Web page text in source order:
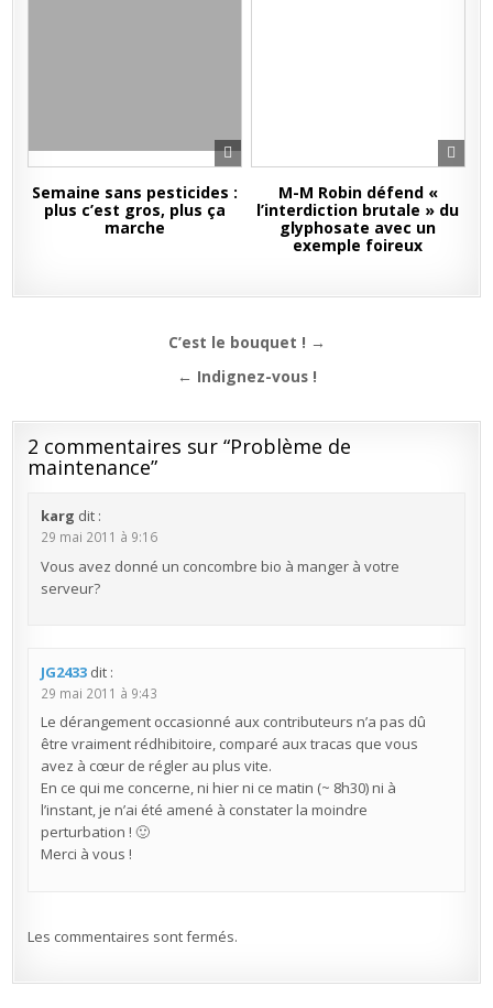
Semaine sans pesticides :
plus c’est gros, plus ça
marche
M-M Robin défend «
l’interdiction brutale » du
glyphosate avec un
exemple foireux
NavigationC’est le bouquet ! →
← Indignez-vous !
2 commentaires sur “Problème de
maintenance”
karg dit :
29 mai 2011 à 9:16
Vous avez donné un concombre bio à manger à votre
serveur?
JG2433 dit :
29 mai 2011 à 9:43
Le dérangement occasionné aux contributeurs n’a pas dû
être vraiment rédhibitoire, comparé aux tracas que vous
avez à cœur de régler au plus vite.
En ce qui me concerne, ni hier ni ce matin (~ 8h30) ni à
l’instant, je n’ai été amené à constater la moindre
perturbation ! 🙂
Merci à vous !
Les commentaires sont fermés.